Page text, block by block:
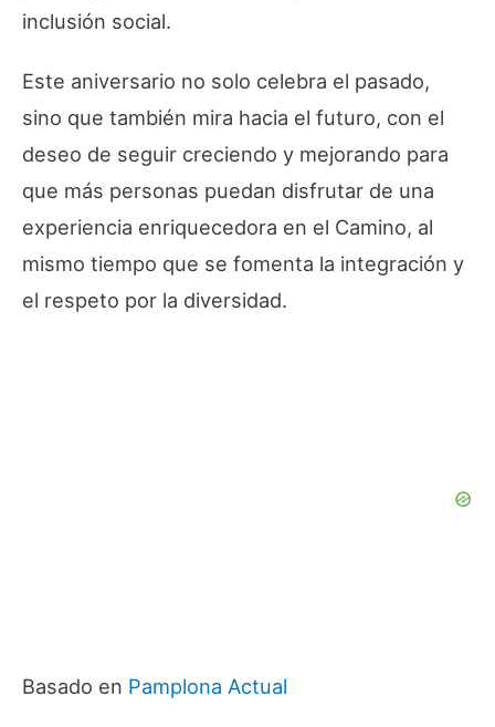
inclusión social.
Este aniversario no solo celebra el pasado,
sino que también mira hacia el futuro, con el
deseo de seguir creciendo y mejorando para
que más personas puedan disfrutar de una
experiencia enriquecedora en el Camino, al
mismo tiempo que se fomenta la integración y
el respeto por la diversidad.
Basado en Pamplona Actual